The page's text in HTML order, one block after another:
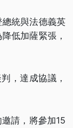
統與法德義英
低加薩緊張，
，達成協議，
請，將參加15